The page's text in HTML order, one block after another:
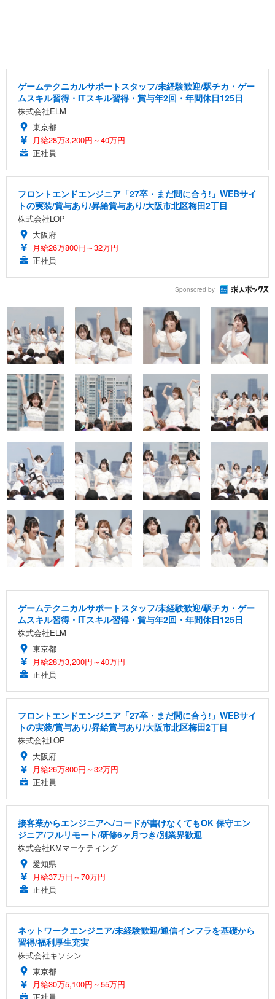
ゲームテクニカルサポートスタッフ/未経験歓迎/駅チカ・ゲー
ムスキル習得・ITスキル習得・賞与年2回・年間休日125日
株式会社ELM
東京都
月給28万3,200円～40万円
正社員
フロントエンドエンジニア「27卒・まだ間に合う!」WEBサイ
トの実装/賞与あり/昇給賞与あり/大阪市北区梅田2丁目
株式会社LOP
大阪府
月給26万800円～32万円
正社員
Sponsored by
ゲームテクニカルサポートスタッフ/未経験歓迎/駅チカ・ゲー
ムスキル習得・ITスキル習得・賞与年2回・年間休日125日
株式会社ELM
東京都
月給28万3,200円～40万円
正社員
フロントエンドエンジニア「27卒・まだ間に合う!」WEBサイ
トの実装/賞与あり/昇給賞与あり/大阪市北区梅田2丁目
株式会社LOP
大阪府
月給26万800円～32万円
正社員
接客業からエンジニアへ/コードが書けなくてもOK 保守エン
ジニア/フルリモート/研修6ヶ月つき/別業界歓迎
株式会社KMマーケティング
愛知県
月給37万円～70万円
正社員
ネットワークエンジニア/未経験歓迎/通信インフラを基礎から
習得/福利厚生充実
株式会社キソシン
東京都
月給30万5,100円～55万円